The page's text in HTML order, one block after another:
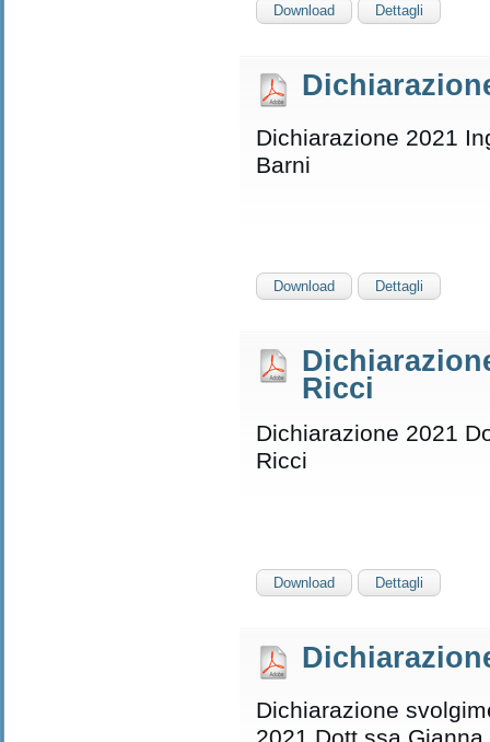
Download Dettagli
Dichiarazione 2021
Barni
Download Dettagli
Ricci
Dichiarazione 2021
Ricci
Download Dettagli
Dichiarazione
2021 Dott.ssa Gianna